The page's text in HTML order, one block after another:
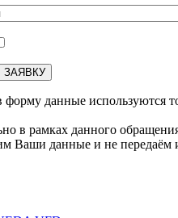
данные используются
в рамках данного
Ваши данные и не передаём